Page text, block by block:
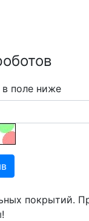
поле ниже
покрытий.